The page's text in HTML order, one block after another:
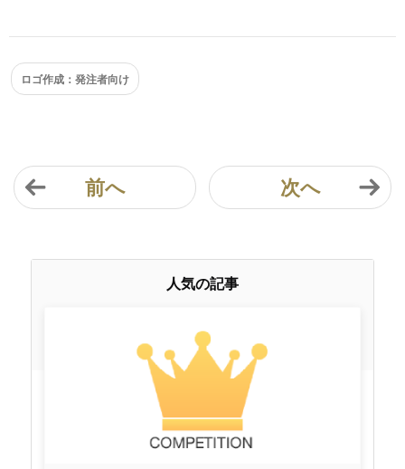
ロゴ作成：発注者向け
前へ 次へ
人気の記事